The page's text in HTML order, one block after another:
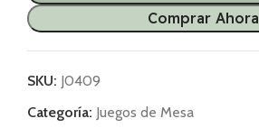
Comprar Ahora
SKU: J0409
Categoría: Juegos de Mesa